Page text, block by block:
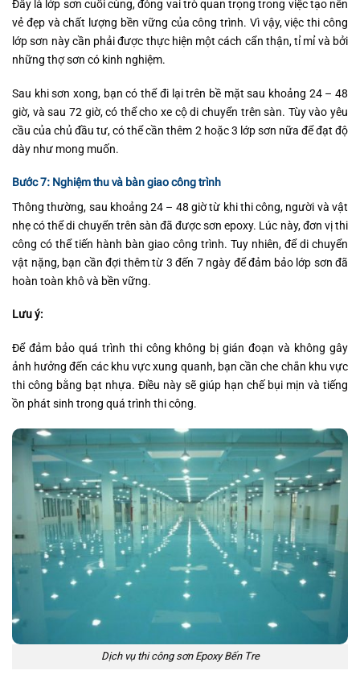
Đây là lớp sơn cuối cùng, đóng vai trò quan trọng trong việc tạo nên
vẻ đẹp và chất lượng bền vững của công trình. Vì vậy, việc thi công
lớp sơn này cần phải được thực hiện một cách cẩn thận, tỉ mỉ và bởi
những thợ sơn có kinh nghiệm.
Sau khi sơn xong, bạn có thể đi lại trên bề mặt sau khoảng 24 – 48
giờ, và sau 72 giờ, có thể cho xe cộ di chuyển trên sàn. Tùy vào yêu
cầu của chủ đầu tư, có thể cần thêm 2 hoặc 3 lớp sơn nữa để đạt độ
dày như mong muốn.
Bước 7: Nghiệm thu và bàn giao công trình
Thông thường, sau khoảng 24 – 48 giờ từ khi thi công, người và vật
nhẹ có thể di chuyển trên sàn đã được sơn epoxy. Lúc này, đơn vị thi
công có thể tiến hành bàn giao công trình. Tuy nhiên, để di chuyển
vật nặng, bạn cần đợi thêm từ 3 đến 7 ngày để đảm bảo lớp sơn đã
hoàn toàn khô và bền vững.
Lưu ý:
Để đảm bảo quá trình thi công không bị gián đoạn và không gây
ảnh hưởng đến các khu vực xung quanh, bạn cần che chắn khu vực
thi công bằng bạt nhựa. Điều này sẽ giúp hạn chế bụi mịn và tiếng
ồn phát sinh trong quá trình thi công.
Dịch vụ thi công sơn Epoxy Bến Tre